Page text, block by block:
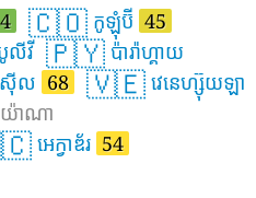
🇨🇴 កូឡុំប៊ី 45
លីវី 🇵🇾 ប៉ារ៉ាហ្គាយ
ស៊ីល 68 🇻🇪 វេនេហ្ស៊ុយឡា
យ៉ាណា
អេក្វាឌ័រ 54